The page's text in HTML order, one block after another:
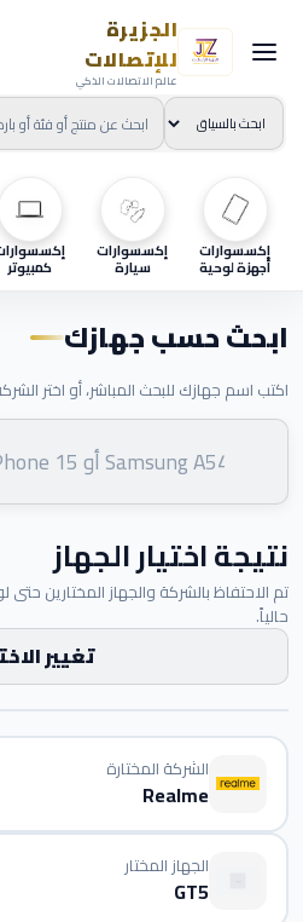
الجزيرة
للإتصالات
عالم الاتصالات الذكي
إكسسوارات
أجهزة لوحية
إكسسوارات
سيارة كمبيوتر
ابحث حسب جهازك
اكتب اسم جهازك للبحث المباشر، أو اختر
نتيجة اختيار الجهاز
تم الاحتفاظ بالشركة والجهاز المختارين
حالياً.
تغيير
الشركة المختارة
Realme
الجهاز المختار
GT5